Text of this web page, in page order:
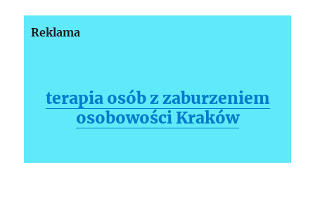
Reklama
terapia osób z zaburzeniem
osobowości Kraków